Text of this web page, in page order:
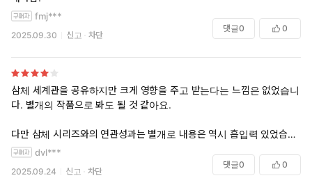
fmj***
2025.09.30 신고 차단
댓글0 0
삼체 세계관을 공유하지만 크게 영향을 주고 받는다는 느낌은 없었습니
다. 별개의 작품으로 봐도 될 것 같아요.
다만 삼체 시리즈와의 연관성과는 별개로 내용은 역시 흡입력 있었습니
다.
dvl***
2025.09.24 신고 차단
댓글0 0